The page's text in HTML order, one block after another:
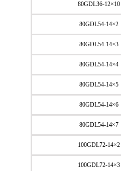
80GDL36-12×10
80GDL54-14×2
80GDL54-14×3
80GDL54-14×4
80GDL54-14×5
80GDL54-14×6
80GDL54-14×7
100GDL72-14×2
100GDL72-14×3